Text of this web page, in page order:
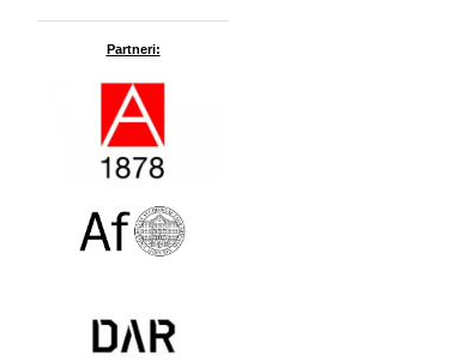
Partneri: